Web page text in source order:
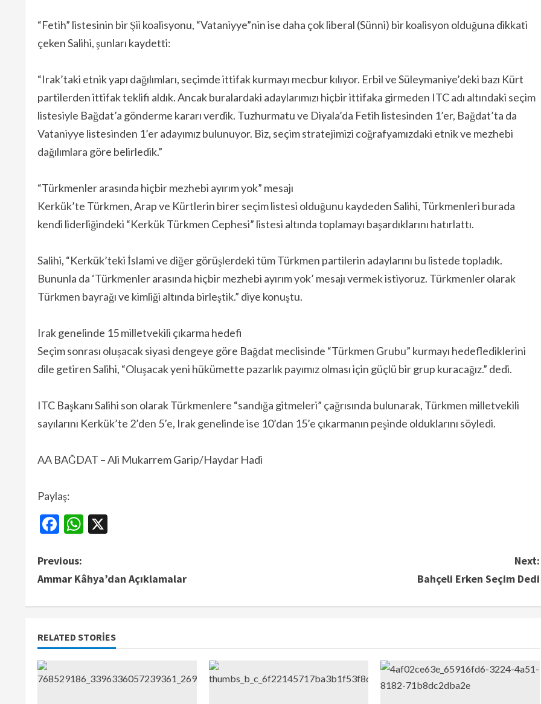
“Fetih” listesinin bir Şii koalisyonu, “Vataniyye”nin ise daha çok liberal (Sünni) bir koalisyon olduğuna dikkati
çeken Salihi, şunları kaydetti:
“Irak’taki etnik yapı dağılımları, seçimde ittifak kurmayı mecbur kılıyor. Erbil ve Süleymaniye’deki bazı Kürt
partilerden ittifak teklifi aldık. Ancak buralardaki adaylarımızı hiçbir ittifaka girmeden ITC adı altındaki seçim
listesiyle Bağdat’a gönderme kararı verdik. Tuzhurmatu ve Diyala’da Fetih listesinden 1’er, Bağdat’ta da
Vataniyye listesinden 1’er adayımız bulunuyor. Biz, seçim stratejimizi coğrafyamızdaki etnik ve mezhebi
dağılımlara göre belirledik.”
“Türkmenler arasında hiçbir mezhebi ayırım yok” mesajı
Kerkük’te Türkmen, Arap ve Kürtlerin birer seçim listesi olduğunu kaydeden Salihi, Türkmenleri burada
kendi liderliğindeki “Kerkük Türkmen Cephesi” listesi altında toplamayı başardıklarını hatırlattı.
Salihi, “Kerkük’teki İslami ve diğer görüşlerdeki tüm Türkmen partilerin adaylarını bu listede topladık.
Bununla da ‘Türkmenler arasında hiçbir mezhebi ayırım yok’ mesajı vermek istiyoruz. Türkmenler olarak
Türkmen bayrağı ve kimliği altında birleştik.” diye konuştu.
Irak genelinde 15 milletvekili çıkarma hedefi
Seçim sonrası oluşacak siyasi dengeye göre Bağdat meclisinde “Türkmen Grubu” kurmayı hedeflediklerini
dile getiren Salihi, “Oluşacak yeni hükümette pazarlık payımız olması için güçlü bir grup kuracağız.” dedi.
ITC Başkanı Salihi son olarak Türkmenlere “sandığa gitmeleri” çağrısında bulunarak, Türkmen milletvekili
sayılarını Kerkük’te 2’den 5’e, Irak genelinde ise 10’dan 15’e çıkarmanın peşinde olduklarını söyledi.
AA BAĞDAT – Ali Mukarrem Garip/Haydar Hadi
Paylaş:
Facebook
WhatsApp
Previous:
Ammar Kâhya’dan Açıklamalar
Next:
Bahçeli Erken Seçim Dedi
RELATED STORIES